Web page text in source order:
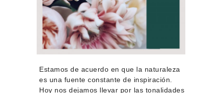
Estamos de acuerdo en que la naturaleza
es una fuente constante de inspiración.
Hoy nos dejamos llevar por las tonalidades